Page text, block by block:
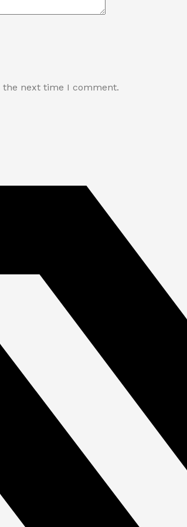
the next time I comment.